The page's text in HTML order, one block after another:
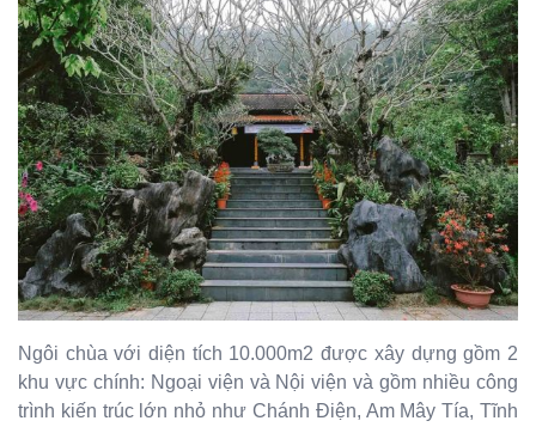
Ngôi chùa với diện tích 10.000m2 được xây dựng gồm 2
khu vực chính: Ngoại viện và Nội viện và gồm nhiều công
trình kiến trúc lớn nhỏ như Chánh Điện, Am Mây Tía, Tĩnh